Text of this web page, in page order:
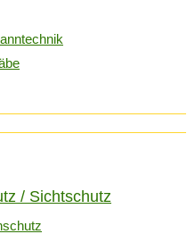
/ Sichtschutz